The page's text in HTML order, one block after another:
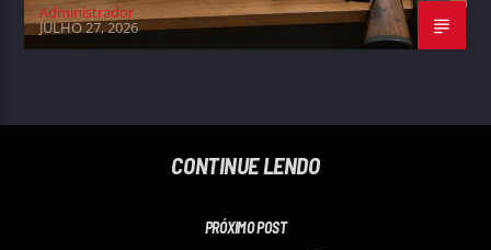
Administrador
JULHO 27, 2026
CONTINUE LENDO
PRÓXIMO POST